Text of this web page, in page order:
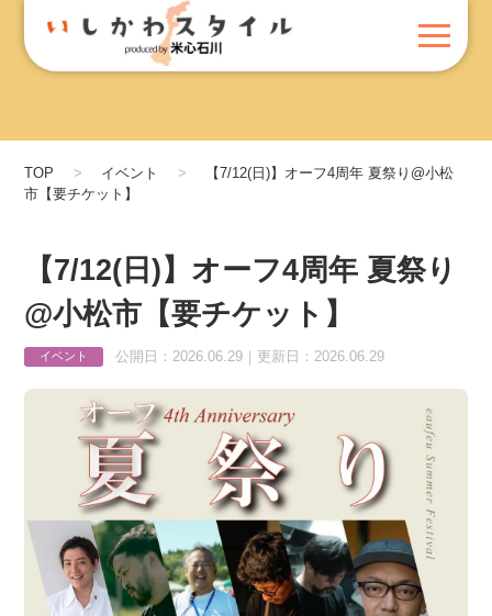
TOP イベント
【7/12(日)】オーフ4周年 夏祭り@小松
市【要チケット】
【7/12(日)】オーフ4周年 夏祭り
@小松市【要チケット】
イベント 公開日：2026.06.29｜更新日：2026.06.29